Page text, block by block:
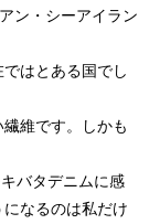
ン・シーアイラン
はとある国でし
維です。しかも
バタデニムに感
なるのは私だけ